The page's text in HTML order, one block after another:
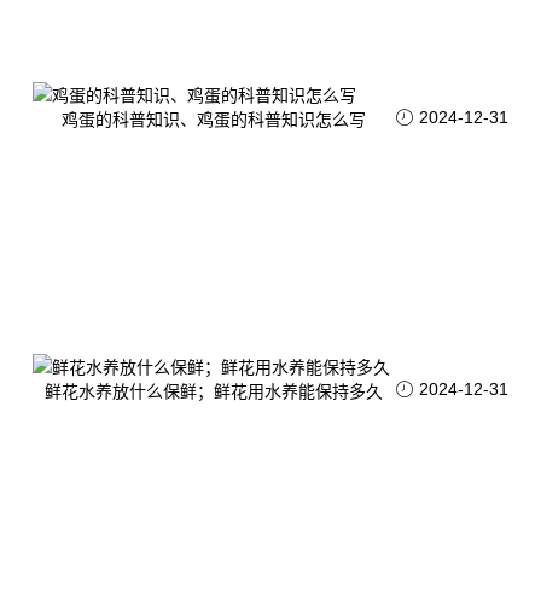
鸡蛋的科普知识、鸡蛋的科普知识怎么写 2024-12-31
鲜花水养放什么保鲜；鲜花用水养能保持多久 2024-12-31